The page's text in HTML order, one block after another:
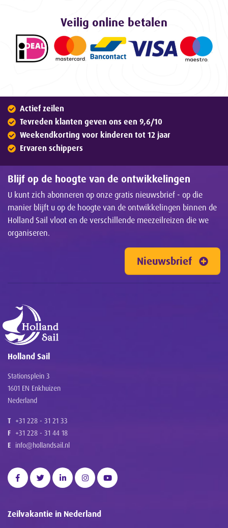
Veilig online betalen
Actief zeilen
Tevreden klanten geven ons een 9,6/10
Weekendkorting voor kinderen tot 12 jaar
Ervaren schippers
Blijf op de hoogte van de ontwikkelingen
U kunt zich abonneren op onze gratis nieuwsbrief - op die
manier blijft u op de hoogte van de ontwikkelingen binnen de
Holland Sail vloot en de verschillende meezeilreizen die we
organiseren.
Nieuwsbrief
Holland Sail
Stationsplein 3
1601 EN Enkhuizen
Nederland
T +31 228 - 31 21 33
F +31 228 - 31 44 18
E info@hollandsail.nl
Zeilvakantie in Nederland